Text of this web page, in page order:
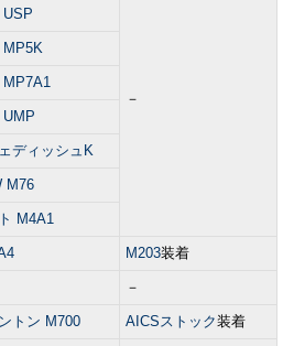
－
USP
MP5K
MP7A1
UMP
ディッシュK
M76
M4A1
M203装着
－
トン M700 AICSストック装着